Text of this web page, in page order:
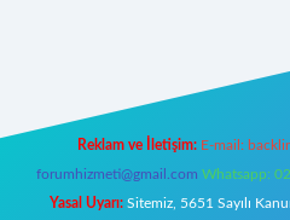
Reklam ve İletişim: E-mail:
forumhizmeti@gmail.com Whatsapp:
Yasal Uyarı: Sitemiz, 5651 Sayılı